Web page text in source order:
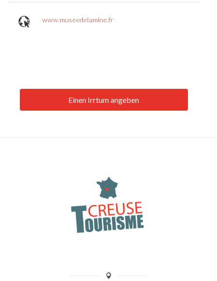
www.museedelamine.fr
Einen Irrtum angeben